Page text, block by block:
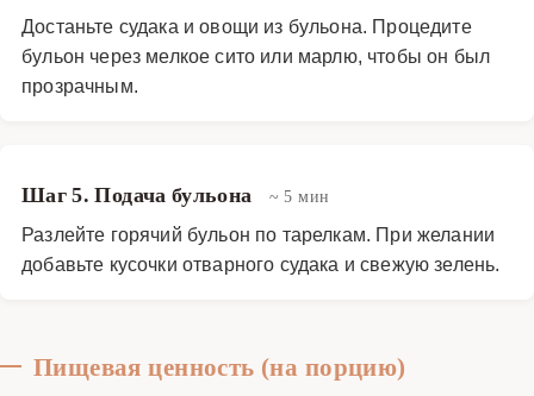
Достаньте судака и овощи из бульона. Процедите
бульон через мелкое сито или марлю, чтобы он был
прозрачным.
Шаг 5. Подача бульона ~ 5 мин
Разлейте горячий бульон по тарелкам. При желании
добавьте кусочки отварного судака и свежую зелень.
Пищевая ценность (на порцию)